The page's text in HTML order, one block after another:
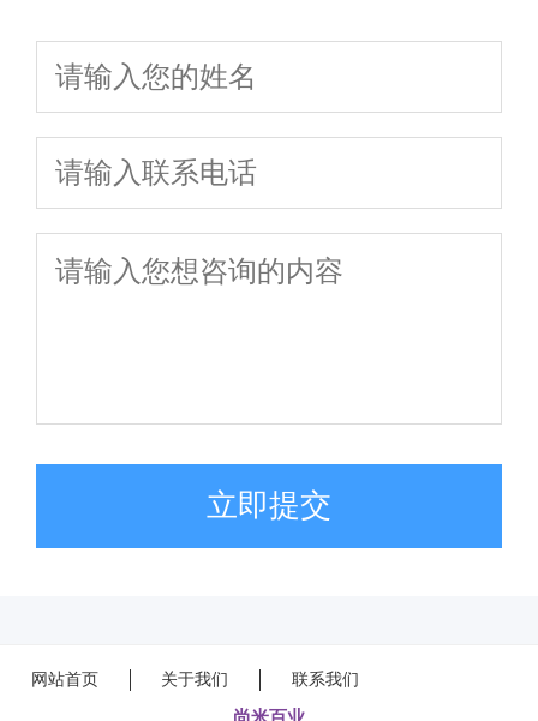
立即提交
网站首页 关于我们 联系我们
尚米百业